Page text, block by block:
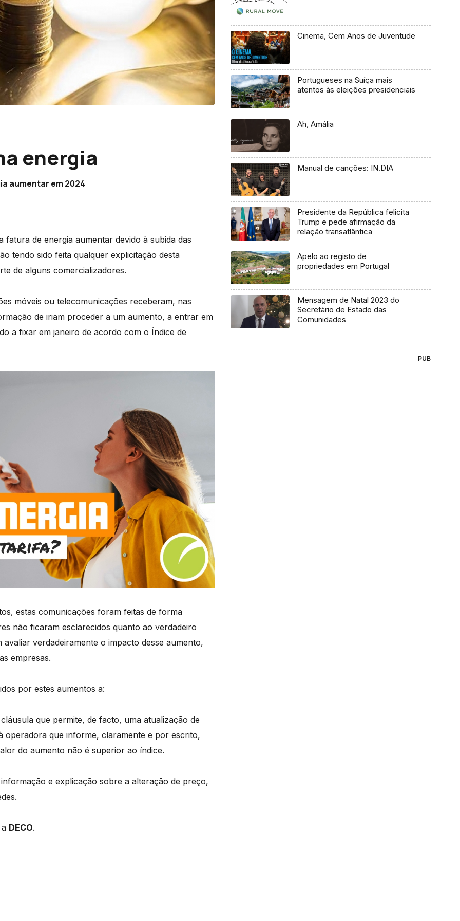
energia
aumentar em 2024
de energia aumentar devido à subida das
tendo sido feita qualquer explicitação desta
de alguns comercializadores.
móveis ou telecomunicações receberam, nas
de iriam proceder a um aumento, a entrar em
a fixar em janeiro de acordo com o Índice de
estas comunicações foram feitas de forma
não ficaram esclarecidos quanto ao verdadeiro
verdadeiramente o impacto desse aumento,
empresas.
por estes aumentos a:
que permite, de facto, uma atualização de
operadora que informe, claramente e por escrito,
do aumento não é superior ao índice.
e explicação sobre a alteração de preço,
DECO.
Cinema, Cem Anos de Juventude
Portugueses na Suíça mais
atentos às eleições presidenciais
Ah, Amália
Manual de canções: IN.DIA
Presidente da República felicita
Trump e pede afirmação da
relação transatlântica
Apelo ao registo de
propriedades em Portugal
Mensagem de Natal 2023 do
Secretário de Estado das
Comunidades
PUB